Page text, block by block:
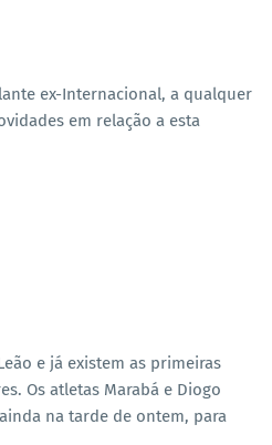
ex-Internacional, a qualquer
em relação a esta
e já existem as primeiras
Os atletas Marabá e Diogo
na tarde de ontem, para